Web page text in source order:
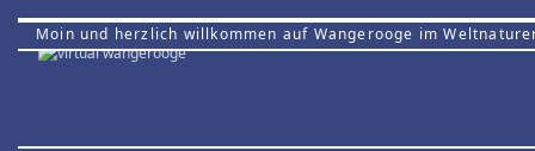
Moin und herzlich willkommen auf Wangerooge im